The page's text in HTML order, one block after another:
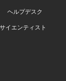
ヘルプデスク
イエンティスト